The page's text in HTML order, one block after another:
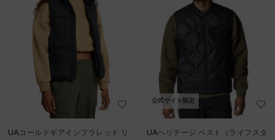
UAコールドギアインフラレッド リ
公式サイト限定
UAヘリテージ ベスト（ライフスタ